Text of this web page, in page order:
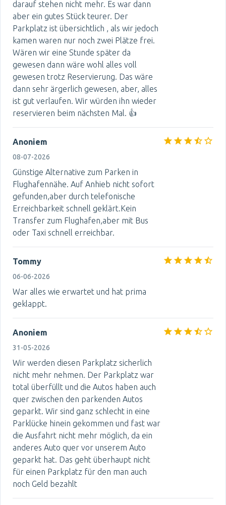
darauf stehen nicht mehr. Es war dann
aber ein gutes Stück teurer. Der
Parkplatz ist übersichtlich , als wir jedoch
kamen waren nur noch zwei Plätze frei.
Wären wir eine Stunde später da
gewesen dann wäre wohl alles voll
gewesen trotz Reservierung. Das wäre
dann sehr ärgerlich gewesen, aber, alles
ist gut verlaufen. Wir würden ihn wieder
reservieren beim nächsten Mal. 👍
Anoniem
08-07-2026
Günstige Alternative zum Parken in
Flughafennähe. Auf Anhieb nicht sofort
gefunden,aber durch telefonische
Erreichbarkeit schnell geklärt.Kein
Transfer zum Flughafen,aber mit Bus
oder Taxi schnell erreichbar.
Tommy
06-06-2026
War alles wie erwartet und hat prima
geklappt.
Anoniem
31-05-2026
Wir werden diesen Parkplatz sicherlich
nicht mehr nehmen. Der Parkplatz war
total überfüllt und die Autos haben auch
quer zwischen den parkenden Autos
geparkt. Wir sind ganz schlecht in eine
Parklücke hinein gekommen und fast war
die Ausfahrt nicht mehr möglich, da ein
anderes Auto quer vor unserem Auto
geparkt hat. Das geht überhaupt nicht
für einen Parkplatz für den man auch
noch Geld bezahlt